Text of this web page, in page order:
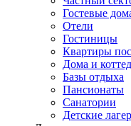
Гостевые
Отели
Гостиницы
Квартиры
Дома и
Базы отдыха
Пансионаты
Санатории
Детские